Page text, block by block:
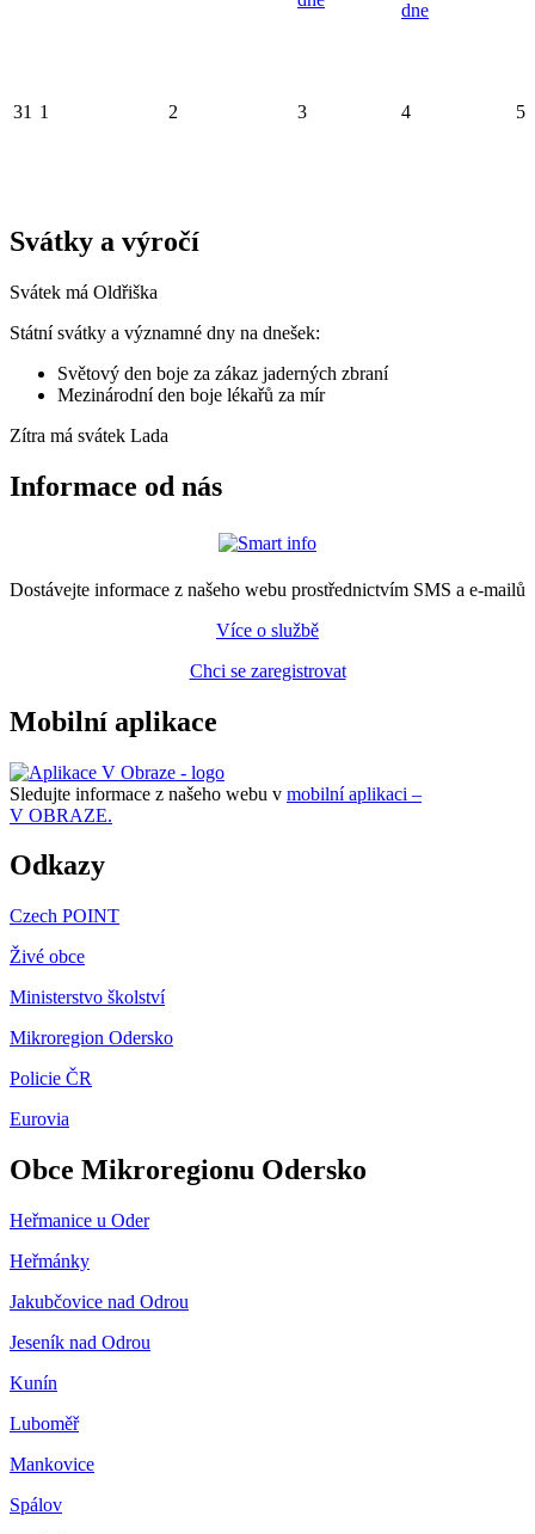
dne
31 1 2 3 4 5
Svátky a výročí
Svátek má Oldřiška
Státní svátky a významné dny na dnešek:
Světový den boje za zákaz jaderných zbraní
Mezinárodní den boje lékařů za mír
Zítra má svátek Lada
Informace od nás
Dostávejte informace z našeho webu prostřednictvím SMS a e-mailů
Více o službě
Chci se zaregistrovat
Mobilní aplikace
Sledujte informace z našeho webu v mobilní aplikaci –
V OBRAZE.
Odkazy
Czech POINT
Živé obce
Ministerstvo školství
Mikroregion Odersko
Policie ČR
Eurovia
Obce Mikroregionu Odersko
Heřmanice u Oder
Heřmánky
Jakubčovice nad Odrou
Jeseník nad Odrou
Kunín
Luboměř
Mankovice
Spálov